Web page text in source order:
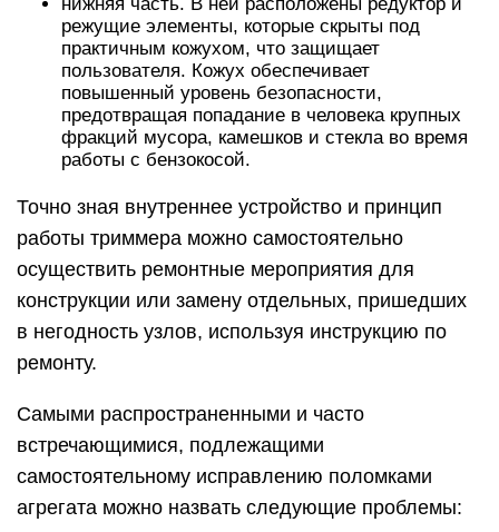
режущие элементы, которые скрыты под
практичным кожухом, что защищает
пользователя. Кожух обеспечивает
повышенный уровень безопасности,
предотвращая попадание в человека крупных
фракций мусора, камешков и стекла во время
работы с бензокосой.
Точно зная внутреннее устройство и принцип
работы триммера можно самостоятельно
осуществить ремонтные мероприятия для
конструкции или замену отдельных, пришедших
в негодность узлов, используя инструкцию по
ремонту.
Самыми распространенными и часто
встречающимися, подлежащими
самостоятельному исправлению поломками
агрегата можно назвать следующие проблемы: